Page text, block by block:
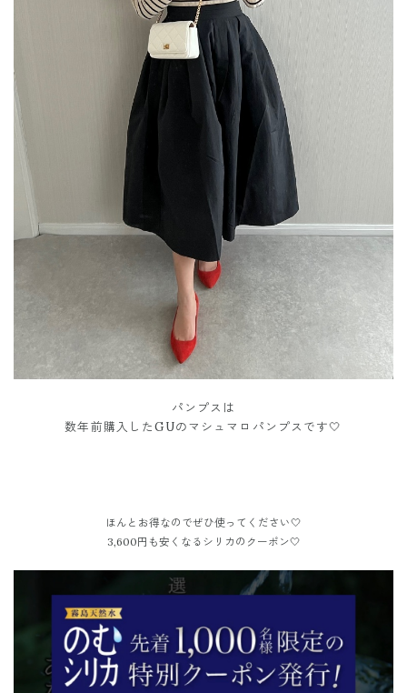
パンプスは
数年前購入したGUのマシュマロパンプスです🤍
ほんとお得なのでぜひ使ってください🤍
3,600円も安くなるシリカのクーポン🤍